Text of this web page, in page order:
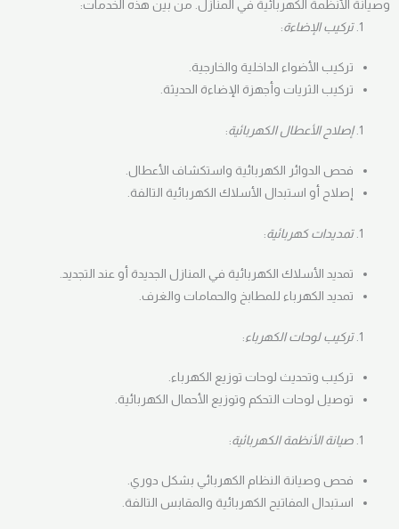
وصيانة الأنظمة الكهربائية في المنازل. من بين هذه الخدمات:
تركيب الإضاءة:
تركيب الأضواء الداخلية والخارجية.
تركيب الثريات وأجهزة الإضاءة الحديثة.
إصلاح الأعطال الكهربائية:
فحص الدوائر الكهربائية واستكشاف الأعطال.
إصلاح أو استبدال الأسلاك الكهربائية التالفة.
تمديدات كهربائية:
تمديد الأسلاك الكهربائية في المنازل الجديدة أو عند التجديد.
تمديد الكهرباء للمطابخ والحمامات والغرف.
تركيب لوحات الكهرباء:
تركيب وتحديث لوحات توزيع الكهرباء.
توصيل لوحات التحكم وتوزيع الأحمال الكهربائية.
صيانة الأنظمة الكهربائية:
فحص وصيانة النظام الكهربائي بشكل دوري.
استبدال المفاتيح الكهربائية والمقابس التالفة.